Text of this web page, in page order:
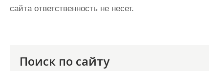
сайта ответственность не несет.
Поиск по сайту